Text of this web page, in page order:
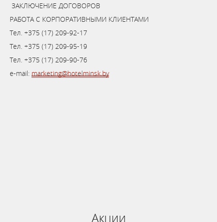
ЗАКЛЮЧЕНИЕ ДОГОВОРОВ
РАБОТА С КОРПОРАТИВНЫМИ КЛИЕНТАМИ
Тел. +375 (17) 209-92-17
Тел. +375 (17) 209-95-19
Тел. +375 (17) 209-90-76
e-mail: marketing@hotelminsk.by
Акции